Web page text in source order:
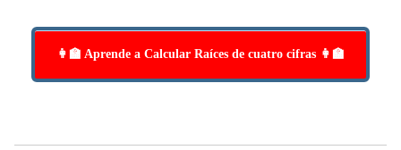
👩‍🏫 Aprende a Calcular Raíces de cuatro cifras 👩‍🏫